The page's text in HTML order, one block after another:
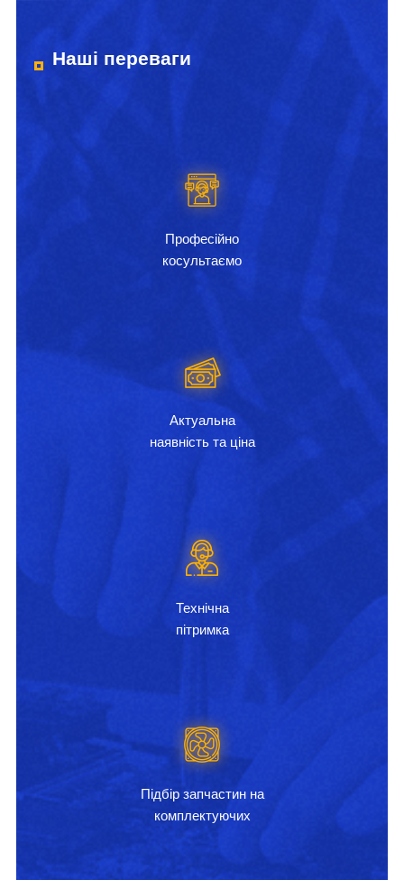
Наші переваги
Професійно
косультаємо
Актуальна
наявність та ціна
Технічна
пітримка
Підбір запчастин на
комплектуючих